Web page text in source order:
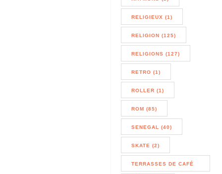
RELIGIEUX (1)
RELIGION (125)
RELIGIONS (127)
RETRO (1)
ROLLER (1)
ROM (85)
SENEGAL (40)
SKATE (2)
TERRASSES DE CAFÉ